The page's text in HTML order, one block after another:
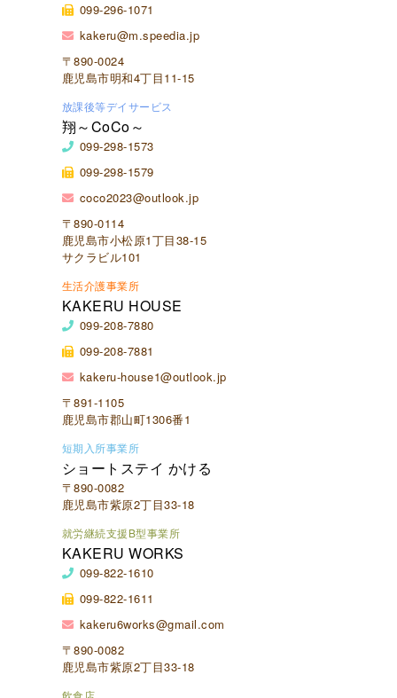
099-296-1071
kakeru@m.speedia.jp
〒890-0024
鹿児島市明和4丁目11-15
放課後等デイサービス
翔～CoCo～
099-298-1573
099-298-1579
coco2023@outlook.jp
〒890-0114
鹿児島市小松原1丁目38-15
サクラビル101
生活介護事業所
KAKERU HOUSE
099-208-7880
099-208-7881
kakeru-house1@outlook.jp
〒891-1105
鹿児島市郡山町1306番1
短期入所事業所
ショートステイ かける
〒890-0082
鹿児島市紫原2丁目33-18
就労継続支援B型事業所
KAKERU WORKS
099-822-1610
099-822-1611
kakeru6works@gmail.com
〒890-0082
鹿児島市紫原2丁目33-18
飲食店